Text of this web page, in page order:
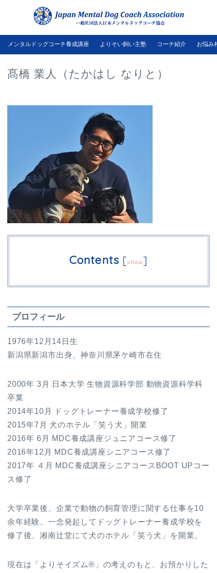
メンタルドッグコーチ養成講座 よりそい飼い主塾 コーチ紹介 お悩み
髙橋 業人（たかはし なりと）
Contents [show]
プロフィール
1976年12月14日生
新潟県新潟市出身、神奈川県茅ケ崎市在住
2000年 3月 日本大学 生物資源科学部 動物資源科学科
卒業
2014年10月 ドッグトレーナー養成学校修了
2015年7月 犬のホテル「笑う犬」開業
2016年 6月 MDC養成講座ジュニアコース修了
2016年12月 MDC養成講座シニアコース修了
2017年 ４月 MDC養成講座シニアコースBOOT UPコー
ス修了
大学卒業後、企業で動物の飼育管理に関する仕事を10
余年経験、一念発起してドッグトレーナー養成学校を
修了後、湘南辻堂にて犬のホテル「笑う犬」を開業。
現在は「よりそイズム®」の考えのもと、お預かりした